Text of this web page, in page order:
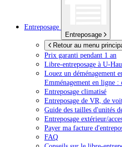
Entreposage
Entreposage
Retour au menu
Prix garanti pendant 1 an
Libre-entreposage à U-
Louez un déménagement
Emménagement en ligne :
Entreposage climatisé
Entreposage de VR, de
Guide des tailles d'unités
Entreposage extérieur/
Payer ma facture
FAQ